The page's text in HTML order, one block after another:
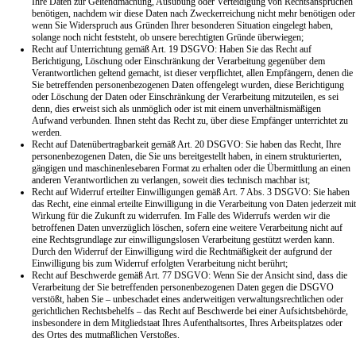
benötigen, nachdem wir diese Daten nach Zweckerreichung nicht mehr benötigen oder
wenn Sie Widerspruch aus Gründen Ihrer besonderen Situation eingelegt haben,
solange noch nicht feststeht, ob unsere berechtigten Gründe überwiegen;
Recht auf Unterrichtung gemäß Art. 19 DSGVO: Haben Sie das Recht auf
Berichtigung, Löschung oder Einschränkung der Verarbeitung gegenüber dem
Verantwortlichen geltend gemacht, ist dieser verpflichtet, allen Empfängern, denen die
Sie betreffenden personenbezogenen Daten offengelegt wurden, diese Berichtigung
oder Löschung der Daten oder Einschränkung der Verarbeitung mitzuteilen, es sei
denn, dies erweist sich als unmöglich oder ist mit einem unverhältnismäßigen
Aufwand verbunden. Ihnen steht das Recht zu, über diese Empfänger unterrichtet zu
werden.
Recht auf Datenübertragbarkeit gemäß Art. 20 DSGVO: Sie haben das Recht, Ihre
personenbezogenen Daten, die Sie uns bereitgestellt haben, in einem strukturierten,
gängigen und maschinenlesebaren Format zu erhalten oder die Übermittlung an einen
anderen Verantwortlichen zu verlangen, soweit dies technisch machbar ist;
Recht auf Widerruf erteilter Einwilligungen gemäß Art. 7 Abs. 3 DSGVO: Sie haben
das Recht, eine einmal erteilte Einwilligung in die Verarbeitung von Daten jederzeit mit
Wirkung für die Zukunft zu widerrufen. Im Falle des Widerrufs werden wir die
betroffenen Daten unverzüglich löschen, sofern eine weitere Verarbeitung nicht auf
eine Rechtsgrundlage zur einwilligungslosen Verarbeitung gestützt werden kann.
Durch den Widerruf der Einwilligung wird die Rechtmäßigkeit der aufgrund der
Einwilligung bis zum Widerruf erfolgten Verarbeitung nicht berührt;
Recht auf Beschwerde gemäß Art. 77 DSGVO: Wenn Sie der Ansicht sind, dass die
Verarbeitung der Sie betreffenden personenbezogenen Daten gegen die DSGVO
verstößt, haben Sie – unbeschadet eines anderweitigen verwaltungsrechtlichen oder
gerichtlichen Rechtsbehelfs – das Recht auf Beschwerde bei einer Aufsichtsbehörde,
insbesondere in dem Mitgliedstaat Ihres Aufenthaltsortes, Ihres Arbeitsplatzes oder
des Ortes des mutmaßlichen Verstoßes.